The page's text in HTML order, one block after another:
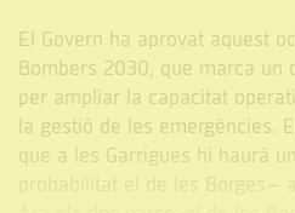
El Govern ha aprovat aquest
Bombers 2030, que marca un
per ampliar la capacitat
la gestió de les emergències.
que a les Garrigues hi haurà
probabilitat el de les Borges–